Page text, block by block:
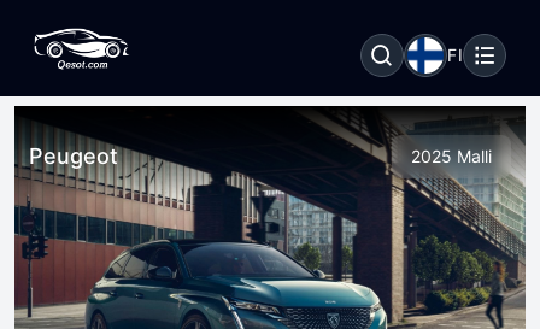
FI
Peugeot 2025 Malli